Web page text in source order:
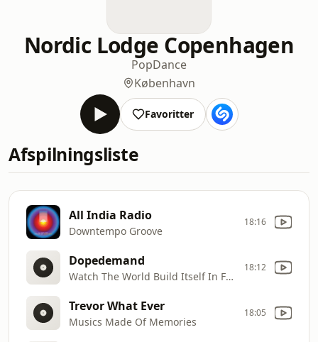
Nordic Lodge Copenhagen
PopDance
København
Favoritter
Afspilningsliste
All India Radio
Downtempo Groove
18:16
Dopedemand
Watch The World Build Itself In Front Of You
18:12
Trevor What Ever
Musics Made Of Memories
18:05